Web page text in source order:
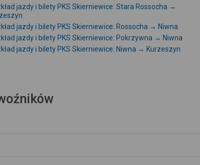
jazdy i bilety PKS Skierniewice: Stara Rossocha →
jazdy i bilety PKS Skierniewice: Rossocha → Niwna
jazdy i bilety PKS Skierniewice: Pokrzywna → Niwna
jazdy i bilety PKS Skierniewice: Niwna → Kurzeszyn